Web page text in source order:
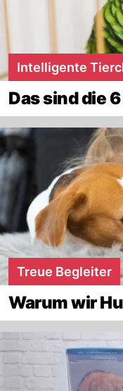
Intelligente
Das sind die
Treue Begleiter
Warum wir